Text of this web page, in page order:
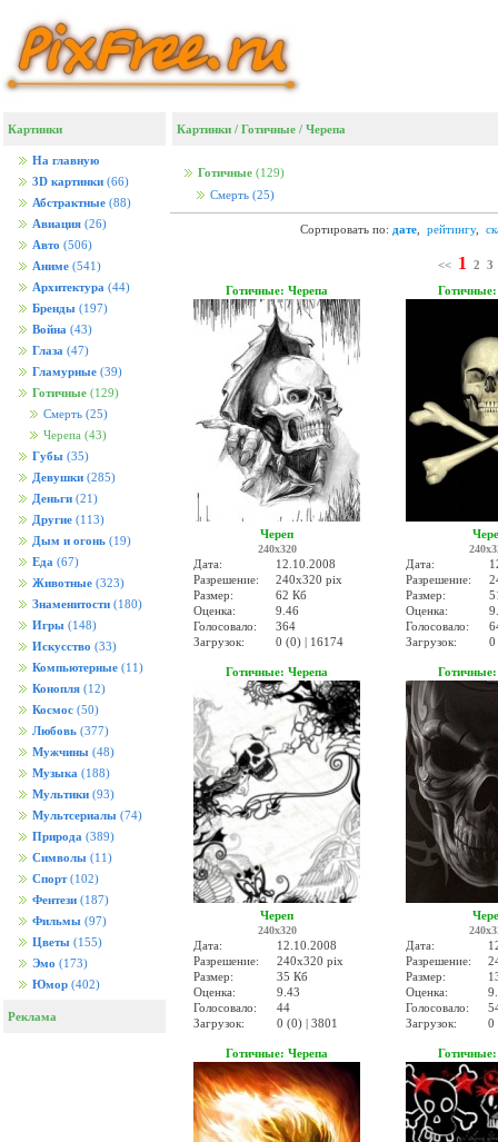
Картинки
На главную
3D картинки (66)
Абстрактные (88)
Авиация (26)
Авто (506)
Аниме (541)
Архитектура (44)
Бренды (197)
Война (43)
Глаза (47)
Гламурные (39)
Готичные (129)
Смерть (25)
Черепа (43)
Губы (35)
Девушки (285)
Деньги (21)
Другие (113)
Дым и огонь (19)
Еда (67)
Животные (323)
Знаменитости (180)
Игры (148)
Искусство (33)
Компьютерные (11)
Конопля (12)
Космос (50)
Любовь (377)
Мужчины (48)
Музыка (188)
Мультики (93)
Мультсериалы (74)
Природа (389)
Символы (11)
Спорт (102)
Фентези (187)
Фильмы (97)
Цветы (155)
Эмо (173)
Юмор (402)
Реклама
Картинки / Готичные / Черепа
Готичные (129)
Смерть (25)
Сортировать по: дате рейтингу,
<< 1 2 3
Готичные: Черепа
Череп
240x320
Дата:
12.10.2008
Разрешение:
240x320 pix
Размер:
62 Кб
Оценка:
9.46
Голосовало:
364
Загрузок:
0 (0) | 16174
Дата:
Разрешение:
Размер:
Оценка:
Голосовало:
Загрузок:
0
Готичные: Черепа
Череп
240x320
Дата:
12.10.2008
Разрешение:
240x320 pix
Размер:
35 Кб
Оценка:
9.43
Голосовало:
44
Загрузок:
0 (0) | 3801
Дата:
Разрешение:
Размер:
Оценка:
Голосовало:
Загрузок:
0
Готичные: Черепа